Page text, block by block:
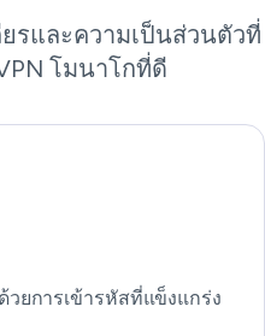
รและความเป็นส่วนตัวที่
โมนาโกที่ดี
ยการเข้ารหัสที่แข็งแกร่ง